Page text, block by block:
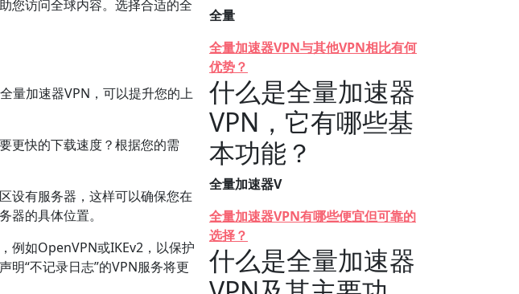
您访问全球内容。选择合适的全
量加速器VPN，可以提升您的上
更快的下载速度？根据您的需
设有服务器，这样可以确保您在
的具体位置。
例如OpenVPN或IKEv2，以保护
明“不记录日志”的VPN服务将更
全量
全量加速器VPN与其他VPN相比有何
优势？
什么是全量加速器
VPN，它有哪些基
本功能？
全量加速器V
全量加速器VPN有哪些便宜但可靠的
选择？
什么是全量加速器